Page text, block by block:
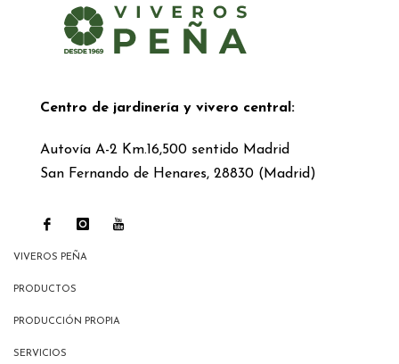
Centro de jardinería y vivero central:
Autovía A-2 Km.16,500 sentido Madrid
San Fernando de Henares, 28830 (Madrid)
VIVEROS PEÑA
PRODUCTOS
PRODUCCIÓN PROPIA
SERVICIOS